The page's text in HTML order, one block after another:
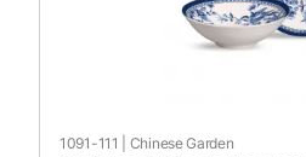
1091-111 Chinese Garden